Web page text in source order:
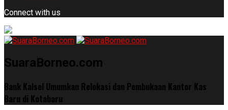
Connect with us
SuaraBorneo.com
Bank Kalsel Umumkan Relokasi dan Pembukaan Kantor Kas
Baru di Kotabaru